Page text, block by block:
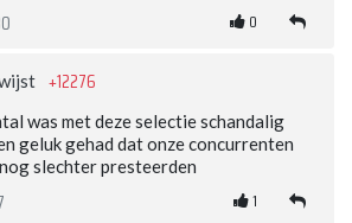
0
+12276
was met deze selectie schandalig
geluk gehad dat onze concurrenten
slechter presteerden
1